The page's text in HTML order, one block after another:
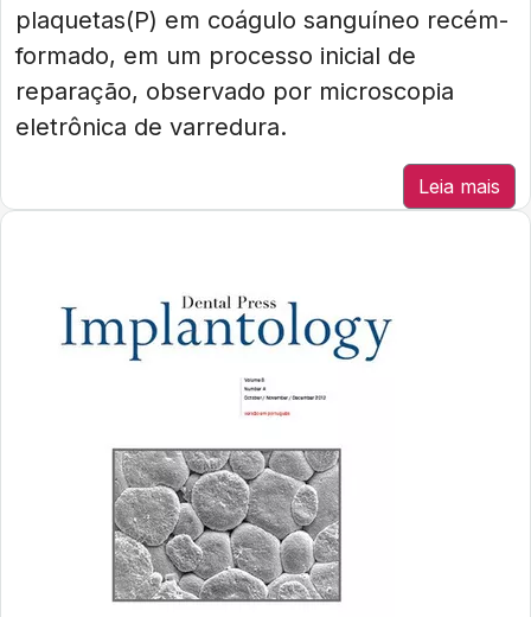
plaquetas(P) em coágulo sanguíneo recém-
formado, em um processo inicial de
reparação, observado por microscopia
eletrônica de varredura.
Leia mais